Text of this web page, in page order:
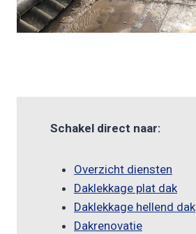
Schakel direct naar:
Overzicht diensten
Daklekkage plat dak
Daklekkage hellend dak
Dakrenovatie